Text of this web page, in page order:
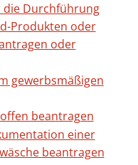
die Durchführung
Produkten oder
oder
gewerbsmäßigen
beantragen
einer
beantragen